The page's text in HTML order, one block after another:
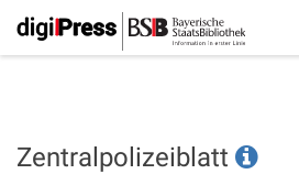
Zentralpolizeiblatt